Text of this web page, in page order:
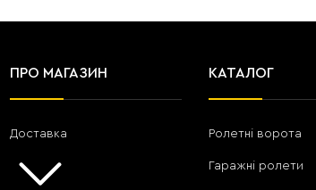
ПРО МАГАЗИН
Доставка
КАТАЛОГ
Ролетні ворота
Гаражні ролети